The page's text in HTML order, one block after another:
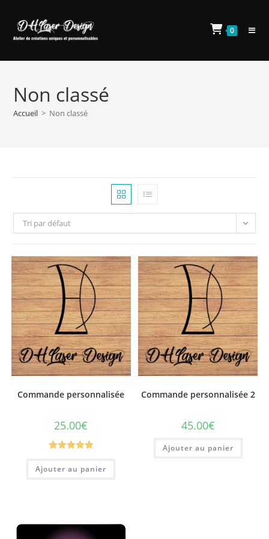
content
0
Non classé
Accueil > Non classé
Tri par défaut
Commande personnalisée
25.00€
Note5.00
sur 5
Ajouter au panier
Commande personnalisée 2
45.00€
Ajouter au panier